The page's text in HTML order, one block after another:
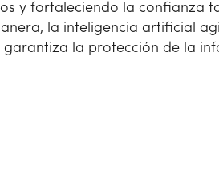
y fortaleciendo la confianza
la inteligencia artificial
la protección de la